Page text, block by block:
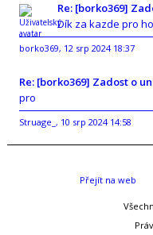
Re: [borko369]
Dík za kazde pro
borko369, 12 srp 2024 18:37
Re: [borko369] Zadost o
pro
Struage_ , 10 srp 2024 14:58
Přejít na web